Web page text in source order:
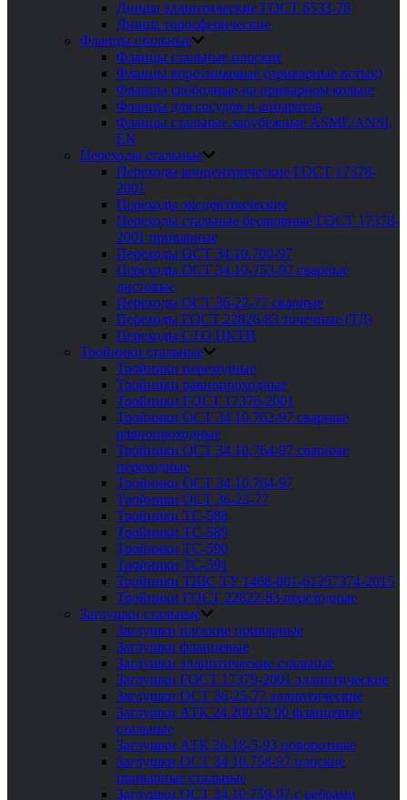
Днища эллиптические ГОСТ 6533-78
Днища торосферические
Фланцы стальные
Фланцы стальные плоские
Фланцы воротниковые (приварные встык)
Фланцы свободные на приварном кольце
Фланцы для сосудов и аппаратов
Фланцы стальные зарубежные ASME/ANSI,
EN
Переходы стальные
Переходы концентрические ГОСТ 17378-
2001
Переходы эксцентрические
Переходы стальные бесшовные ГОСТ 17378-
2001 приварные
Переходы ОСТ 34.10.700-97
Переходы ОСТ 34.10-753-97 сварные
листовые
Переходы ОСТ 36-22-77 сварные
Переходы ГОСТ 22826-83 точечные (ТД)
Переходы СТО ЦКТИ
Тройники стальные
Тройники переходные
Тройники равнопроходные
Тройники ГОСТ 17376-2001
Тройники ОСТ 34 10.762-97 сварные
равнопроходные
Тройники ОСТ 34 10.764-97 сварные
переходные
Тройники ОСТ 34 10.764-97
Тройники ОСТ 36-23-77
Тройники ТС-588
Тройники ТС-589
Тройники ТС-590
Тройники ТС-591
Тройники ТШС ТУ 1468-001-61257374-2015
Тройники ГОСТ 22822-83 переходные
Заглушки стальные
Заглушки плоские приварные
Заглушки фланцевые
Заглушки эллиптические стальные
Заглушки ГОСТ 17379-2001 эллиптические
Заглушки ОСТ 36-25-77 эллиптические
Заглушки АТК 24.200 02 90 фланцевые
стальные
Заглушки АТК 26-18-5-93 поворотные
Заглушки ОСТ 34 10.758-97 плоские
приварные стальные
Заглушки ОСТ 34 10.759-97 с ребрами